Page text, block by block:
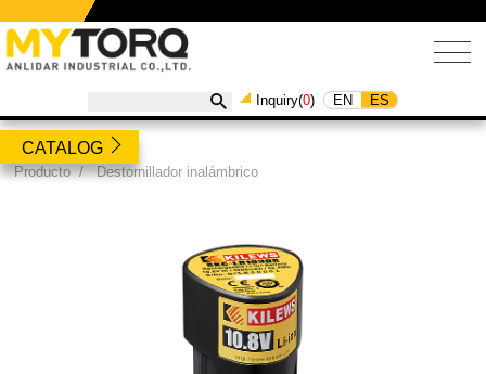
Inquiry(0) EN ES
CATALOG
Producto/Destornillador inalámbrico